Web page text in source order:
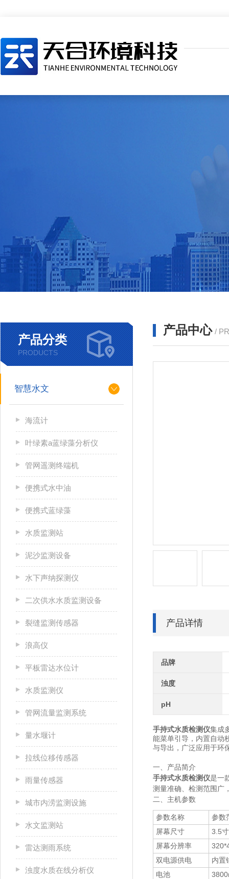
产品分类
PRODUCTS
智慧水文
海流计
叶绿素a蓝绿藻分析仪
管网遥测终端机
便携式水中油
便携式蓝绿藻
水质监测站
泥沙监测设备
水下声纳探测仪
二次供水水质监测设备
裂缝监测传感器
浪高仪
平板雷达水位计
水质监测仪
管网流量监测系统
量水堰计
拉线位移传感器
雨量传感器
城市内涝监测设施
水文监测站
雷达测雨系统
浊度水质在线分析仪
产品中心 /
产品详情
品牌
浊度
pH
手持式水质检测仪集成
能菜单引导，内置自动
与导出，广泛应用于环
一、产品简介
手持式水质检测仪是一
测量准确、检测范围广
二、主机参数
参数名称
参数
屏幕尺寸
3.5
屏幕分辨率
双电源供电
内置
电池